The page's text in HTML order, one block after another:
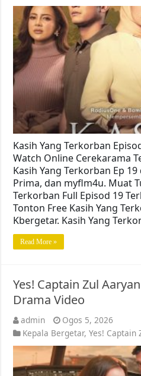
Kasih Yang Terkorban
Watch Online Cerekarama
Kasih Yang Terkorban Ep
Prima, dan myflm4u. Muat
Terkorban Full Episod 19
Tonton Free Kasih Yang
Kbergetar. Kasih Yang
Read More »
Yes! Captain Zul
Drama Video
admin
Ogos 5, 2026
Kepala Bergetar,Yes! Captain